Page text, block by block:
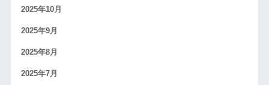
2025年10月
2025年9月
2025年8月
2025年7月